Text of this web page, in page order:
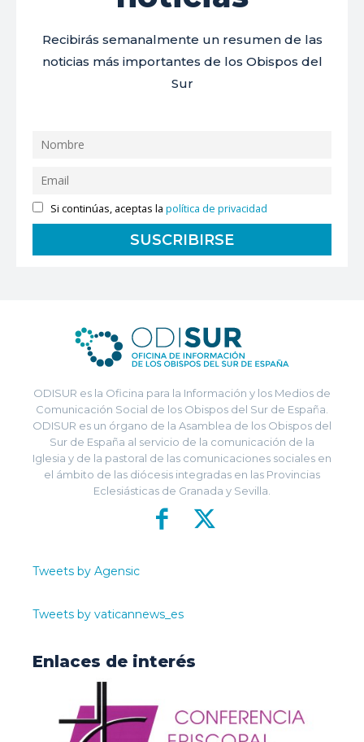
Recibirás semanalmente un resumen de las
noticias más importantes de los Obispos del
Sur
Si continúas, aceptas lapolítica de privacidad
ODISUR es la Oficina para la Información y los Medios de
Comunicación Social de los Obispos del Sur de España.
ODISUR es un órgano de la Asamblea de los Obispos del
Sur de España al servicio de la comunicación de la
Iglesia y de la pastoral de las comunicaciones sociales en
el ámbito de las diócesis integradas en las Provincias
Eclesiásticas de Granada y Sevilla.
Tweets by Agensic
Tweets by vaticannews_es
Enlaces de interés